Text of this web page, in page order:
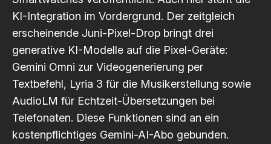
KI-Integration im Vordergrund. Der zeitgleich
erscheinende Juni-Pixel-Drop bringt drei
generative KI-Modelle auf die Pixel-Geräte:
Gemini Omni zur Videogenerierung per
Textbefehl, Lyria 3 für die Musikerstellung sowie
AudioLM für Echtzeit-Übersetzungen bei
Telefonaten. Diese Funktionen sind an ein
kostenpflichtiges Gemini-AI-Abo gebunden.